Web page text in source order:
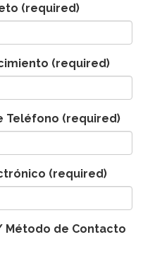
(required)
(required)
Teléfono (required)
(required)
de Contacto